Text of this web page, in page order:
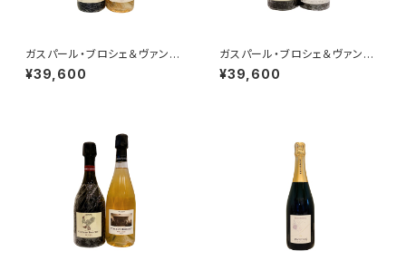
ガスパール・ブロシェ＆ヴァンサ
ン・ブロシェ 2本セット その１
(333f+ミレジム’15)
¥39,600
ガスパール・ブロシェ＆ヴァンサ
ン・ブロシェ ２本セット その
２(エクストラブリュット LE LIO
¥39,600